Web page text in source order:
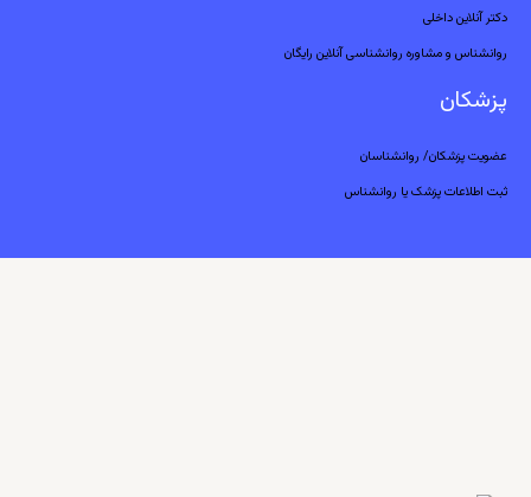
دکتر آنلاین داخلی
روانشناس و مشاوره روانشناسی آنلاین رایگان
پزشکان
عضویت پزشکان/ روانشناسان
ثبت اطلاعات پزشک یا روانشناس